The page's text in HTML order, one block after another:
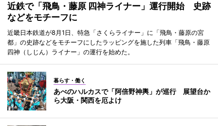
近鉄で「飛鳥・藤原 四神ライナー」運行開始 史跡
などをモチーフに
近畿日本鉄道が8月1日、特急「さくらライナー」に「飛鳥・藤原の宮
都」の史跡などをモチーフにしたラッピングを施した列車「飛鳥・藤原
四神（しじん）ライナー」の運行を始めた。
暮らす・働く
あべのハルカスで「阿倍野神輿」が巡行 展望台か
ら大阪・関西を厄よけ